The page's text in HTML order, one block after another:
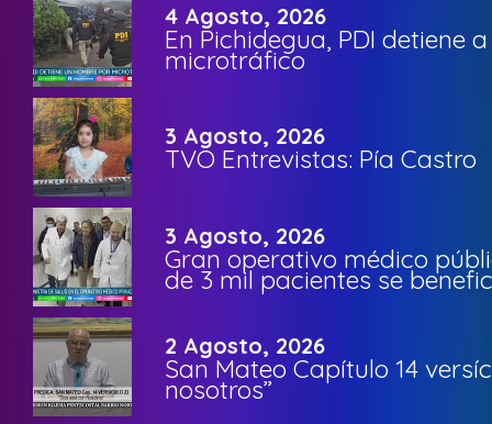
4 Agosto, 2026
En Pichidegua, PDI detiene
microtráfico
3 Agosto, 2026
TVO Entrevistas: Pía Castro
3 Agosto, 2026
Gran operativo médico
de 3 mil pacientes se
2 Agosto, 2026
San Mateo Capítulo 14
nosotros”